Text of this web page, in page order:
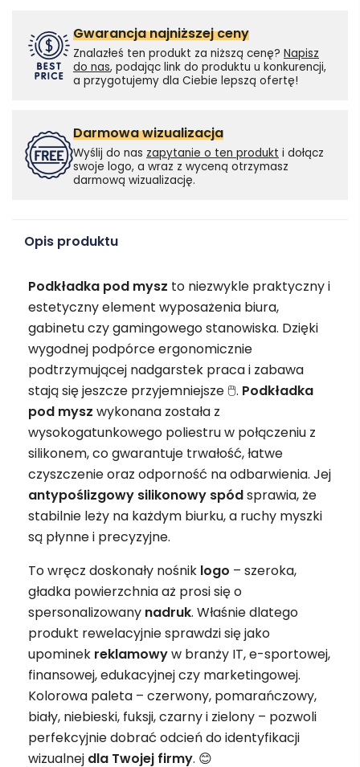
Gwarancja najniższej ceny
Znalazłeś ten produkt za niższą cenę? Napisz
do nas, podając link do produktu u konkurencji,
a przygotujemy dla Ciebie lepszą ofertę!
Darmowa wizualizacja
Wyślij do nas zapytanie o ten produkt i dołącz
swoje logo, a wraz z wyceną otrzymasz
darmową wizualizację.
Opis produktu
Podkładka pod mysz to niezwykle praktyczny i
estetyczny element wyposażenia biura,
gabinetu czy gamingowego stanowiska. Dzięki
wygodnej podpórce ergonomicznie
podtrzymującej nadgarstek praca i zabawa
stają się jeszcze przyjemniejsze 🖱️. Podkładka
pod mysz wykonana została z
wysokogatunkowego poliestru w połączeniu z
silikonem, co gwarantuje trwałość, łatwe
czyszczenie oraz odporność na odbarwienia. Jej
antypoślizgowy silikonowy spódsprawia, że
stabilnie leży na każdym biurku, a ruchy myszki
są płynne i precyzyjne.
To wręcz doskonały nośnik logo – szeroka,
gładka powierzchnia aż prosi się o
spersonalizowany nadruk. Właśnie dlatego
produkt rewelacyjnie sprawdzi się jako
upominek reklamowyw branży IT, e-sportowej,
finansowej, edukacyjnej czy marketingowej.
Kolorowa paleta – czerwony, pomarańczowy,
biały, niebieski, fuksji, czarny i zielony – pozwoli
perfekcyjnie dobrać odcień do identyfikacji
wizualnej dla Twojej firmy. 😊